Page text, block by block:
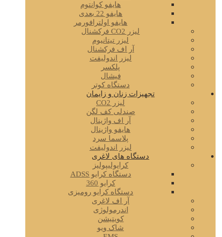
هایفو کوانتوم
هایفو 22 بعدی
هایفو اولترافورمر
لیزر CO2 فرکشنال
لیزر تیتانیوم
آر اف فرکشنال
لیزر اندولیفت
پلکسر
فیشال
دستگاه کوتر
تجهیزات زنان و زایمان
لیزر CO2
صندلی کف لگن
آر اف واژینال
هایفو واژینال
پلاسما سرد
لیزر اندولیفت
دستگاه های لاغری
کرایولیپولیز
دستگاه کرایو ADSS
کرایو 360
دستگاه کرایو رومیزی
آر اف لاغری
اندرمولوژی
کویتیشن
شاک ویو